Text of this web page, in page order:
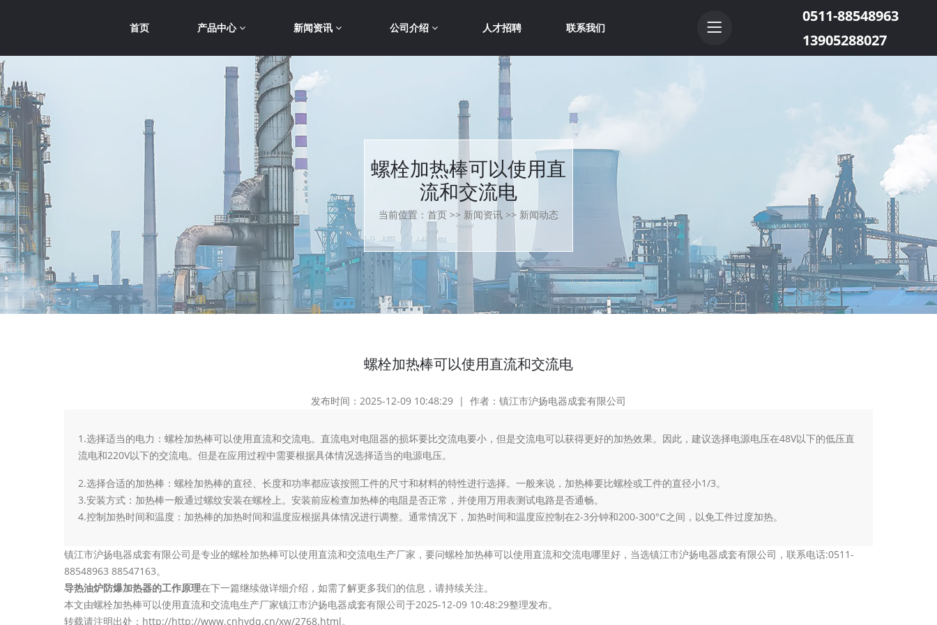
首页 产品中心 新闻资讯 公司介绍 人才招聘 联系我们
0511-88548963
13905288027
螺栓加热棒可以使用直
流和交流电
当前位置： 首页 >> 新闻资讯 >> 新闻动态
螺栓加热棒可以使用直流和交流电
发布时间：2025-12-09 10:48:29 | 作者：镇江市沪扬电器成套有限公司
1.选择适当的电力：螺栓加热棒可以使用直流和交流电。直流电对电阻器的损坏要比交流电要小，但是交流电可以获得更好的加热效果。因此，建议选择电源电压在48V以下的低压直
流电和220V以下的交流电。但是在应用过程中需要根据具体情况选择适当的电源电压。
2.选择合适的加热棒：螺栓加热棒的直径、长度和功率都应该按照工件的尺寸和材料的特性进行选择。一般来说，加热棒要比螺栓或工件的直径小1/3。
3.安装方式：加热棒一般通过螺纹安装在螺栓上。安装前应检查加热棒的电阻是否正常，并使用万用表测试电路是否通畅。
4.控制加热时间和温度：加热棒的加热时间和温度应根据具体情况进行调整。通常情况下，加热时间和温度应控制在2-3分钟和200-300°C之间，以免工件过度加热。
镇江市沪扬电器成套有限公司是专业的螺栓加热棒可以使用直流和交流电生产厂家，要问螺栓加热棒可以使用直流和交流电哪里好，当选镇江市沪扬电器成套有限公司，联系电话:0511-
88548963 88547163。
导热油炉防爆加热器的工作原理在下一篇继续做详细介绍，如需了解更多我们的信息，请持续关注。
本文由螺栓加热棒可以使用直流和交流电生产厂家镇江市沪扬电器成套有限公司于2025-12-09 10:48:29整理发布。
转载请注明出处：http://http://www.cnhydq.cn/xw/2768.html。